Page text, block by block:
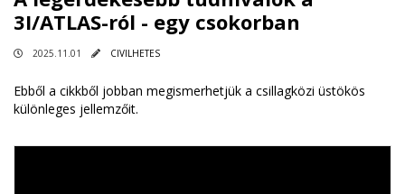
3I/ATLAS-ról - egy csokorban
2025.11.01 CIVILHETES
Ebből a cikkből jobban megismerhetjük a csillagközi üstökös
különleges jellemzőit.